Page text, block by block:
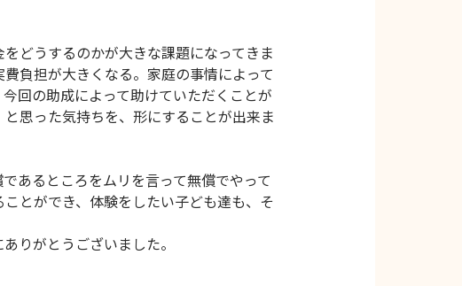
どうするのかが大きな課題になってきま
負担が大きくなる。家庭の事情によって
回の助成によって助けていただくことが
思った気持ちを、形にすることが出来ま
あるところをムリを言って無償でやって
とができ、体験をしたい子ども達も、そ
りがとうございました。